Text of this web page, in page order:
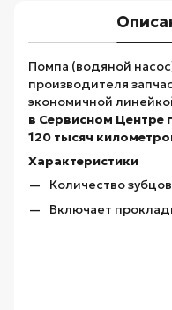
Помпа (водяной
производителя
экономичной
в Сервисном Центре
120 тысяч
Характеристики
Количество
Включает